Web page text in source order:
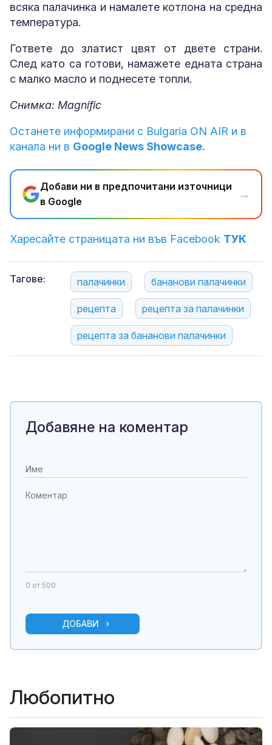
всяка палачинка и намалете котлона на средна
температура.
Гответе до златист цвят от двете страни.
След като са готови, намажете едната страна
с малко масло и поднесете топли.
Снимка: Magnific
Останете информирани с Bulgaria ON AIR и в
канала ни в Google News Showcase.
Добави ни в предпочитани източници
в Google
→
Харесайте страницата ни във Facebook ТУК
Тагове: палачинки бананови палачинки
рецепта рецепта за палачинки
рецепта за бананови палачинки
Добавяне на коментар
0 от 500
ДОБАВИ
Любопитно